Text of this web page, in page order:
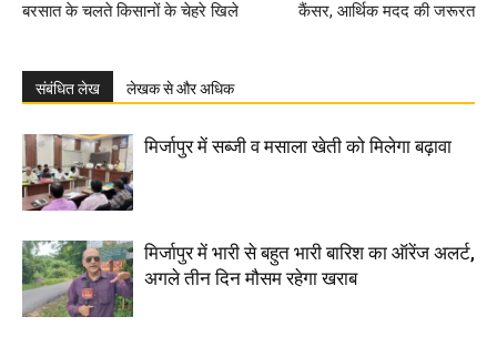
बरसात के चलते किसानों के चेहरे खिले
कैंसर, आर्थिक मदद की जरूरत
संबंधित लेख लेखक से और अधिक
मिर्जापुर में सब्जी व मसाला खेती को मिलेगा बढ़ावा
मिर्जापुर में भारी से बहुत भारी बारिश का ऑरेंज अलर्ट,
अगले तीन दिन मौसम रहेगा खराब